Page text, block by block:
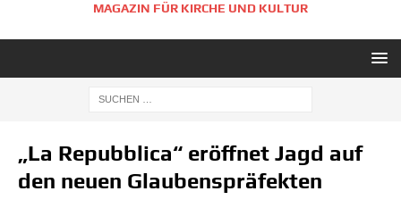
MAGAZIN FÜR KIRCHE UND KULTUR
„La Repubblica“ eröffnet Jagd auf
den neuen Glaubenspräfekten